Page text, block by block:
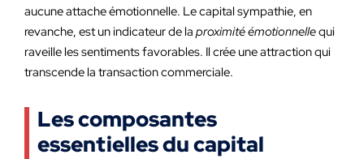
aucune attache émotionnelle. Le capital sympathie, en
revanche, est un indicateur de la proximité émotionnellequi
raveille les sentiments favorables. Il crée une attraction qui
transcende la transaction commerciale.
Les composantes
essentielles du capital